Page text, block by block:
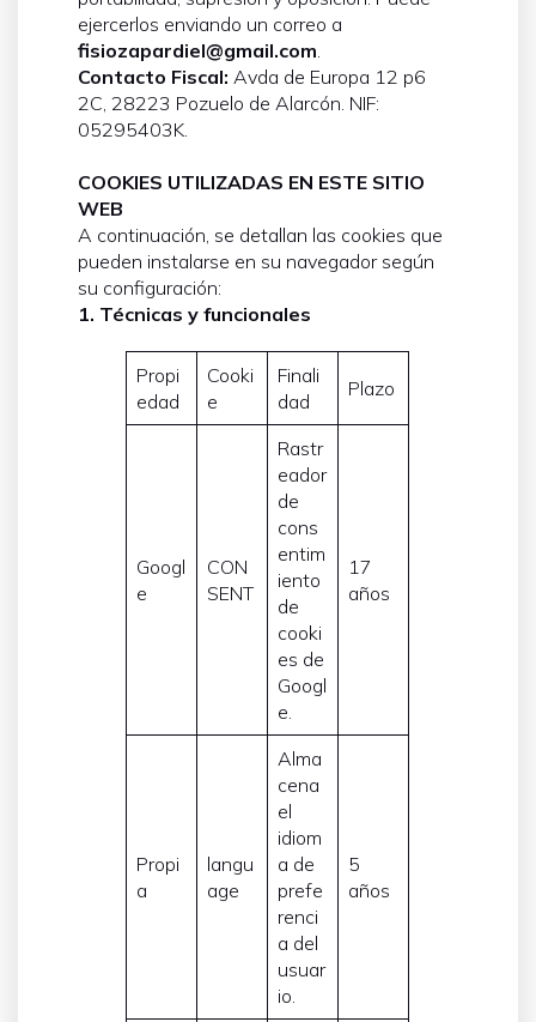
ejercerlos enviando un correo a
fisiozapardiel@gmail.com.
Contacto Fiscal: Avda de Europa 12 p6
2C, 28223 Pozuelo de Alarcón. NIF:
05295403K.
COOKIES UTILIZADAS EN ESTE SITIO
WEB
A continuación, se detallan las cookies que
pueden instalarse en su navegador según
su configuración:
1. Técnicas y funcionales
Propi
edad
Cooki
e
Finali
dad
Plazo
Googl
e
CON
SENT
Rastr
eador
de
cons
entim
iento
de
cooki
es de
Googl
e.
17
años
Propi
a
langu
age
Alma
cena
el
idiom
a de
prefe
renci
a del
usuar
io.
5
años